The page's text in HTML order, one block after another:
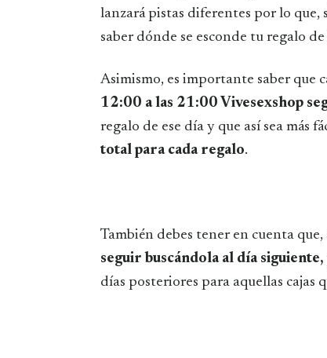
lanzará pistas diferentes por lo que,
saber dónde se esconde tu regalo
Asimismo, es importante saber que
12:00 a las 21:00 Vivesexshop
regalo de ese día y que así sea más
total para cada regalo.
También debes tener en cuenta
seguir buscándola al día
días posteriores para aquellas cajas